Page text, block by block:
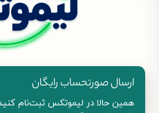
ارسال صورتحساب رایگان